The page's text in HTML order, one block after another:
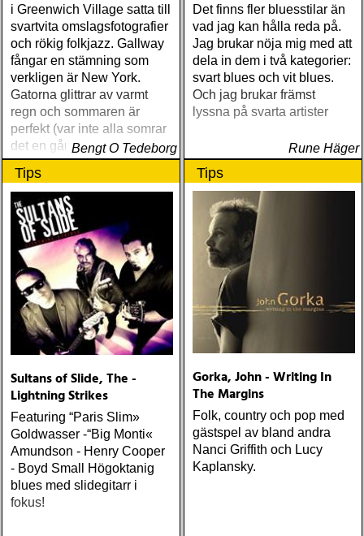
i Greenwich Village satta till
svartvita omslagsfotografier
och rökig folkjazz. Gallway
fångar en stämning som
verkligen är New York.
Gatorna glittrar av varmt
regn och sommaren är
perfekt (var inte alla somrar
det en gång i tiden?)
Bengt O Tedeborg
Det finns fler bluesstilar än
vad jag kan hålla reda på.
Jag brukar nöja mig med att
dela in dem i två kategorier:
svart blues och vit blues.
Och jag brukar främst
lyssna på svarta artister
Rune Häger
Tips
Sultans of Slide, The -
Lightning Strikes
Featuring “Paris Slim»
Goldwasser -“Big Monti«
Amundson - Henry Cooper
- Boyd Small Högoktanig
blues med slidegitarr i
fokus!
Tips
Gorka, John - Writing In
The Margins
Folk, country och pop med
gästspel av bland andra
Nanci Griffith och Lucy
Kaplansky.